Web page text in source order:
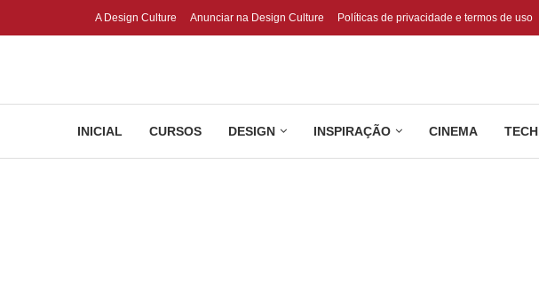
A Design Culture Anunciar na Design Culture Políticas de privacidade e termos de uso
INICIAL CURSOS DESIGN INSPIRAÇÃO CINEMA TECH